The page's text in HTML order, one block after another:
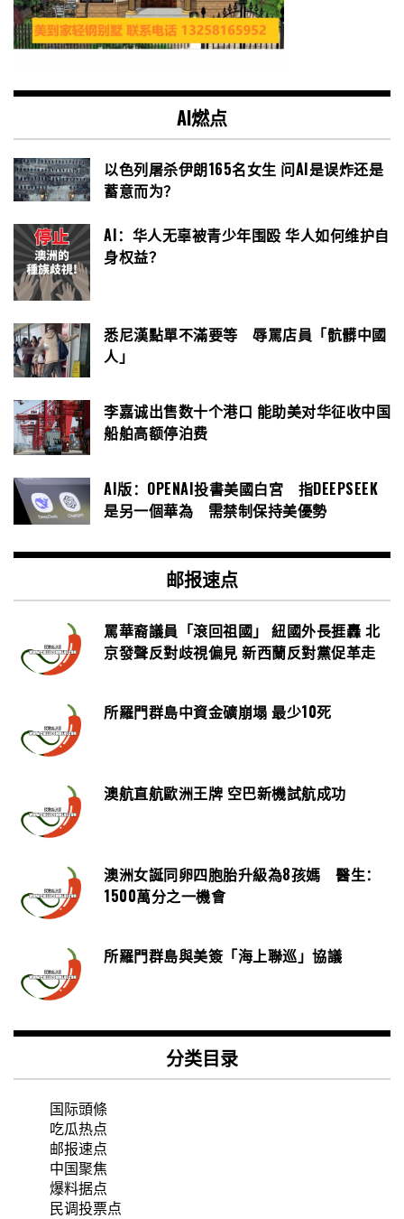
AI燃点
以色列屠杀伊朗165名女生 问AI是误炸还是
蓄意而为？
AI：华人无辜被青少年围殴 华人如何维护自
身权益？
悉尼漢點單不滿要等 辱罵店員「骯髒中國
人」
李嘉诚出售数十个港口 能助美对华征收中国
船舶高额停泊费
AI版：OPENAI投書美國白宮 指DEEPSEEK
是另一個華為 需禁制保持美優勢
邮报速点
罵華裔議員「滾回祖國」 紐國外長捱轟 北
京發聲反對歧視偏見 新西蘭反對黨促革走
所羅門群島中資金礦崩塌 最少10死
澳航直航歐洲王牌 空巴新機試航成功
澳洲女誕同卵四胞胎升級為8孩媽 醫生：
1500萬分之一機會
所羅門群島與美簽「海上聯巡」協議
分类目录
国际頭條
吃瓜热点
邮报速点
中国聚焦
爆料据点
民调投票点